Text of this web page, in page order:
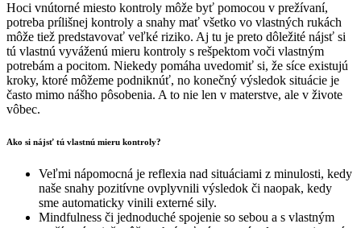
Hoci vnútorné miesto kontroly môže byť pomocou v prežívaní,
potreba prílišnej kontroly a snahy mať všetko vo vlastných rukách
môže tiež predstavovať veľké riziko. Aj tu je preto dôležité nájsť si
tú vlastnú vyváženú mieru kontroly s rešpektom voči vlastným
potrebám a pocitom. Niekedy pomáha uvedomiť si, že síce existujú
kroky, ktoré môžeme podniknúť, no konečný výsledok situácie je
často mimo nášho pôsobenia. A to nie len v materstve, ale v živote
vôbec.
Ako si nájsť tú vlastnú mieru kontroly?
Veľmi nápomocná je reflexia nad situáciami z minulosti, kedy
naše snahy pozitívne ovplyvnili výsledok či naopak, kedy
sme automaticky vinili externé sily.
Mindfulness či jednoduché spojenie so sebou a s vlastným